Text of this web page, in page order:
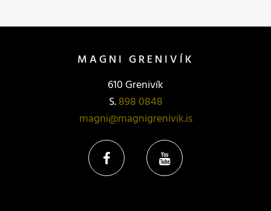
MAGNI GRENIVÍK
610 Grenivík
S.898 0848
magni@magnigrenivik.is